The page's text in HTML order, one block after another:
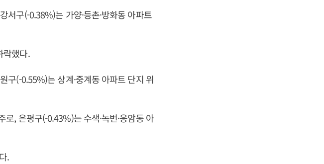
서구(-0.38%)는 가양·등촌·방화동 아파트
락했다.
구(-0.55%)는 상계·중계동 아파트 단지 위
, 은평구(-0.43%)는 수색·녹번·응암동 아
.